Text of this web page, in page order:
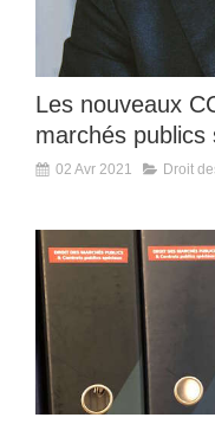
Les nouveaux
marchés publics
02 Avr 2021 Droit